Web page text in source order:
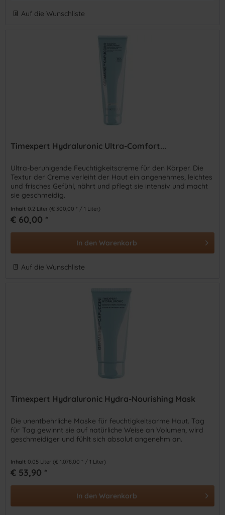
Auf die Wunschliste
Timexpert Hydraluronic Ultra-Comfort...
Ultra-beruhigende Feuchtigkeitscreme für den Körper. Die
Textur der Creme verleiht der Haut ein angenehmes, leichtes
und frisches Gefühl, nährt und pflegt sie intensiv und macht
sie geschmeidig.
Inhalt 0.2 Liter (€ 300,00 * / 1 Liter)
€ 60,00 *
In den Warenkorb
Auf die Wunschliste
Timexpert Hydraluronic Hydra-Nourishing Mask
​Die unentbehrliche Maske für feuchtigkeitsarme Haut. Tag
für Tag gewinnt sie auf natürliche Weise an Volumen, wird
geschmeidiger und fühlt sich absolut angenehm an.
Inhalt 0.05 Liter (€ 1.078,00 * / 1 Liter)
€ 53,90 *
In den Warenkorb